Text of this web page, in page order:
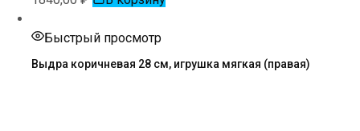
Быстрый просмотр
Выдра коричневая 28 см, игрушка мягкая (правая)